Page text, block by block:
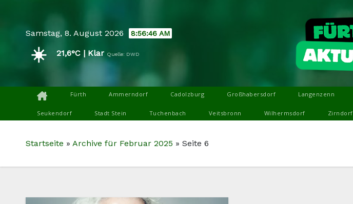
contentSamstag, 8. August 2026 8:56:46 AM
☀️ 21,6°C | Klar Quelle: DWD
Fürth Ammerndorf Cadolzburg Großhabersdorf Langenzenn
Seukendorf Stadt Stein Tuchenbach Veitsbronn Wilhermsdorf Zirndorf
Startseite » Archive für Februar 2025 » Seite 6